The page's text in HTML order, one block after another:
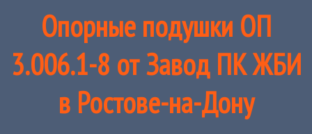
Опорные подушки ОП
3.006.1-8 от Завод ПК ЖБИ
в Ростове-на-Дону